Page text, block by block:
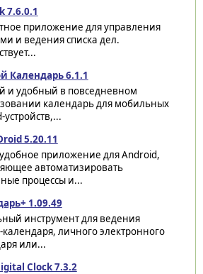
7.6.0.1
приложение для управления
и ведения списка дел.
Календарь 6.1.1
и удобный в повседневном
календарь для мобильных
5.20.11
приложение для Android,
автоматизировать
процессы и...
1.09.49
инструмент для ведения
календаря, личного электронного
или...
Clock 7.3.2